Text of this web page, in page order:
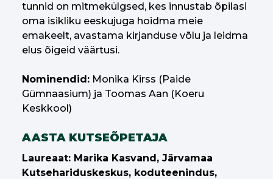
tunnid on mitmekülgsed, kes innustab õpilasi
oma isikliku eeskujuga hoidma meie
emakeelt, avastama kirjanduse võlu ja leidma
elus õigeid väärtusi.
Nominendid: Monika Kirss (Paide
Gümnaasium) ja Toomas Aan (Koeru
Keskkool)
AASTA KUTSEÕPETAJA
Laureaat: Marika Kasvand, Järvamaa
Kutsehariduskeskus, koduteenindus,